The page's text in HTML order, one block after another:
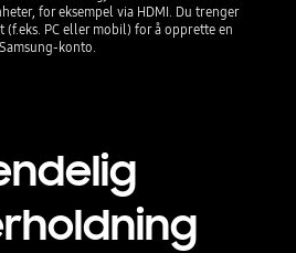
for eksempel via HDMI. Du trenger
(f.eks. PC eller mobil) for å opprette en